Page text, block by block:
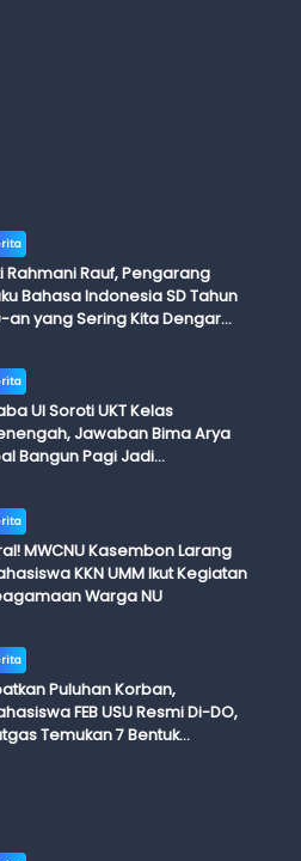
Rahmani Rauf, Pengarang
Bahasa Indonesia SD Tahun
an yang Sering Kita Dengar
Budi
UI Soroti UKT Kelas
Jawaban Bima Arya
Bangun Pagi Jadi
MWCNU Kasembon Larang
KKN UMM Ikut Kegiatan
Warga NU
Puluhan Korban,
FEB USU Resmi Di-DO,
Temukan 7 Bentuk